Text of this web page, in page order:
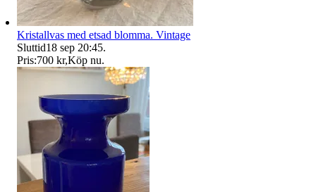
Kristallvas med etsad blomma. Vintage
Sluttid18 sep 20:45.
Pris:700 kr,Köp nu.